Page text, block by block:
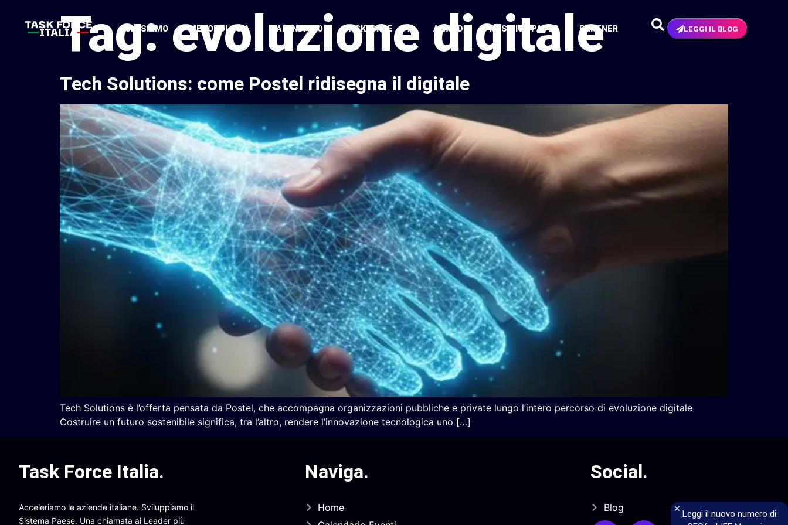
CHI SIAMO METODOLOGIA CALENDARIO TASKFORCE AWARDS POSITION PAPER PARTNER LEGGI IL BLOG
Tag:evoluzione digitale
Tech Solutions: come Postel ridisegna il digitale
Tech Solutions è l’offerta pensata da Postel, che accompagna organizzazioni pubbliche e private lungo l’intero percorso di evoluzione digitale
Costruire un futuro sostenibile significa, tra l’altro, rendere l’innovazione tecnologica uno […]
× Leggi il nuovo numero di
Task Force Italia.
Acceleriamo le aziende italiane. Sviluppiamo il
Sistema Paese. Una chiamata ai Leader più
Naviga.
Home
Social .
Blog